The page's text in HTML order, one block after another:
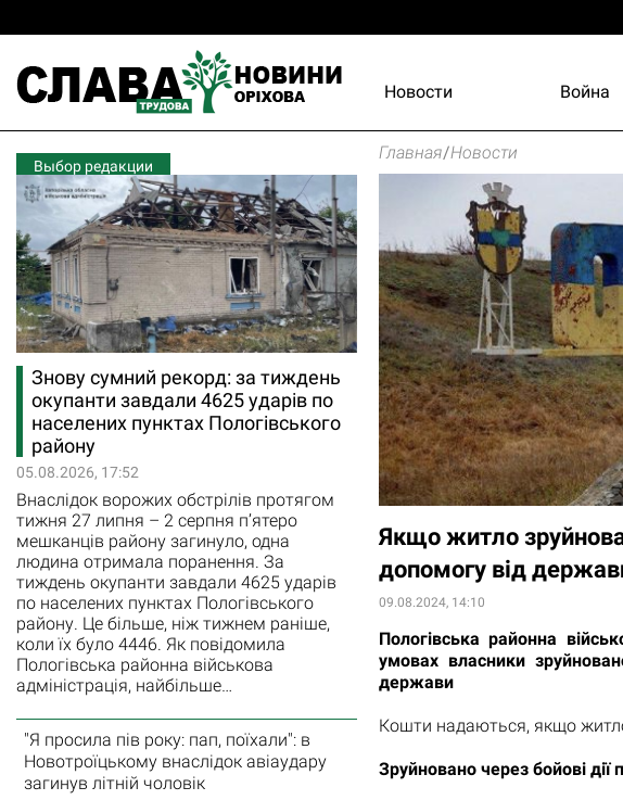
Новости Война
Выбор редакции
Знову сумний рекорд: за тиждень
окупанти завдали 4625 ударів по
населених пунктах Пологівського
району
05.08.2026, 17:52
Внаслідок ворожих обстрілів протягом
тижня 27 липня – 2 серпня п’ятеро
мешканців району загинуло, одна
людина отримала поранення. За
тиждень окупанти завдали 4625 ударів
по населених пунктах Пологівського
району. Це більше, ніж тижнем раніше,
коли їх було 4446. Як повідомила
Пологівська районна військова
адміністрація, найбільше…
"Я просила пів року: пап, поїхали": в
Новотроїцькому внаслідок авіаудару
загинув літній чоловік
Главная/Новости
Якщо житло
допомогу від
09.08.2024, 14:10
Пологівська районна
умовах власники
держави
Кошти надаються, якщо
Зруйновано через бойові дії